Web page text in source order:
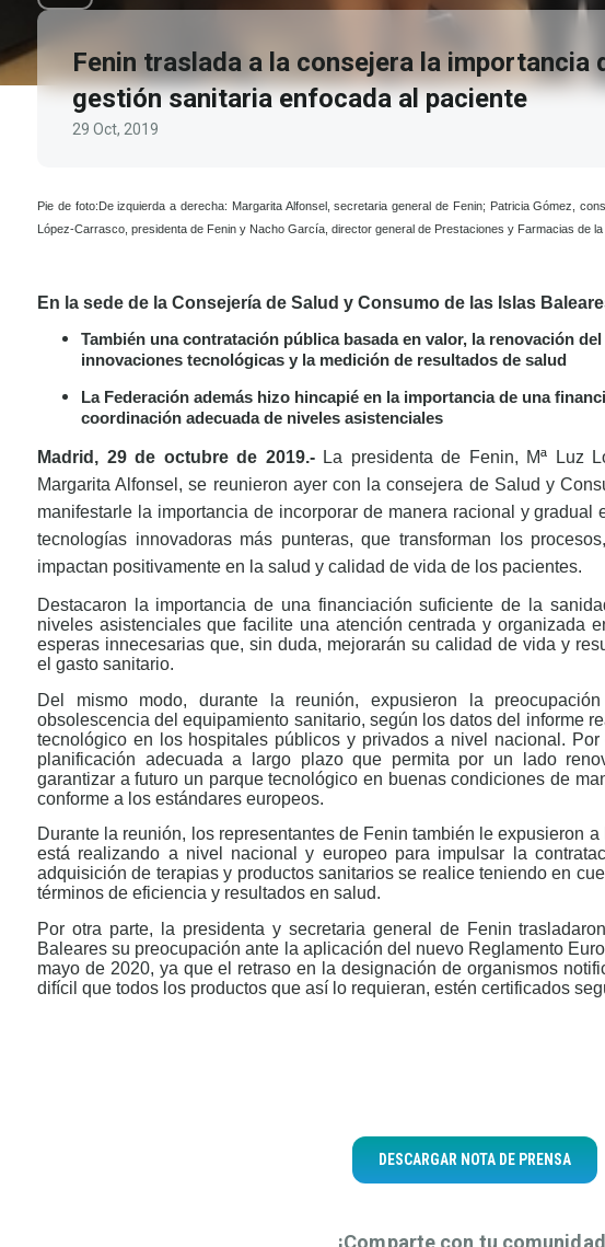
Fenin traslada a la consejera la importancia
gestión sanitaria enfocada al paciente
29 Oct, 2019
Pie de foto:Deizquierda a derecha: Margarita Alfonsel, secretaria general de Fenin; Patricia Gómez,
López-Carrasco, presidenta de Fenin y Nacho García, director general de Prestaciones y Farmacias de
En la sede de la Consejería de Salud y Consumo de las Islas
También una contratación pública basada en valor, la renovación
innovaciones tecnológicas y la medición de resultados de salud
La Federación además hizo hincapié en la importancia de una
coordinación adecuada de niveles asistenciales
Madrid, 29 de octubre de 2019.-La presidenta de Fenin, Mª Luz
Margarita Alfonsel, se reunieron ayer con la consejera de Salud y
manifestarle la importancia de incorporar de manera racional y
tecnologías innovadoras más punteras, que transforman los
impactan positivamente en la salud y calidad de vida de los pacientes.
Destacaron la importancia de una financiación suficiente de la
niveles asistenciales que facilite una atención centrada y organizada
esperas innecesarias que, sin duda, mejorarán su calidad de vida y
el gasto sanitario.
Del mismo modo, durante la reunión, expusieron la
obsolescencia del equipamiento sanitario, según los datos del informe
tecnológico en los hospitales públicos y privados a nivel nacional.
planificación adecuada a largo plazo que permita por un lado
garantizar a futuro un parque tecnológico en buenas condiciones de
conforme a los estándares europeos.
Durante la reunión, los representantes de Fenin también le expusieron
está realizando a nivel nacional y europeo para impulsar la
adquisición de terapias y productos sanitarios se realice teniendo en
términos de eficiencia y resultados en salud.
Por otra parte, la presidenta y secretaria general de Fenin
Baleares su preocupación ante la aplicación del nuevo Reglamento
mayo de 2020, ya que el retraso en la designación de organismos
difícil que todos los productos que así lo requieran, estén certificados
DESCARGAR NOTA DE PRENSA
¡Comparte con tu